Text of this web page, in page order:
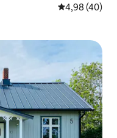
Průměrné
4,98 (40)